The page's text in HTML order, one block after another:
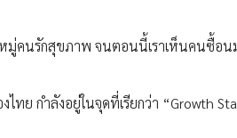
หมู่คนรักสุขภาพ จนตอนนี้เราเห็นคนซื้อ
ทย กำลังอยู่ในจุดที่เรียกว่า “Growth